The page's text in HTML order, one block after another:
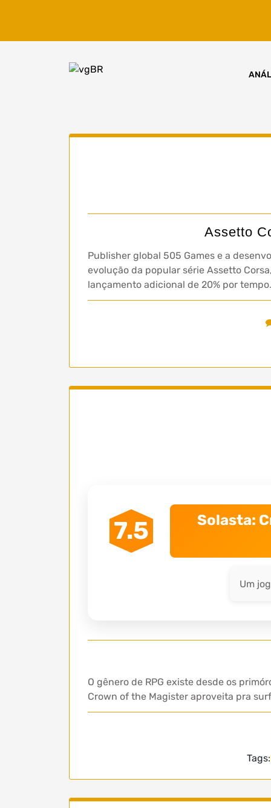
Assetto
Publisher global 505 Games e a
evolução da popular série Assetto
lançamento adicional de 20% por
7.5
Solasta:
Um
O gênero de RPG existe desde os
Crown of the Magister aproveita pra
Tags: